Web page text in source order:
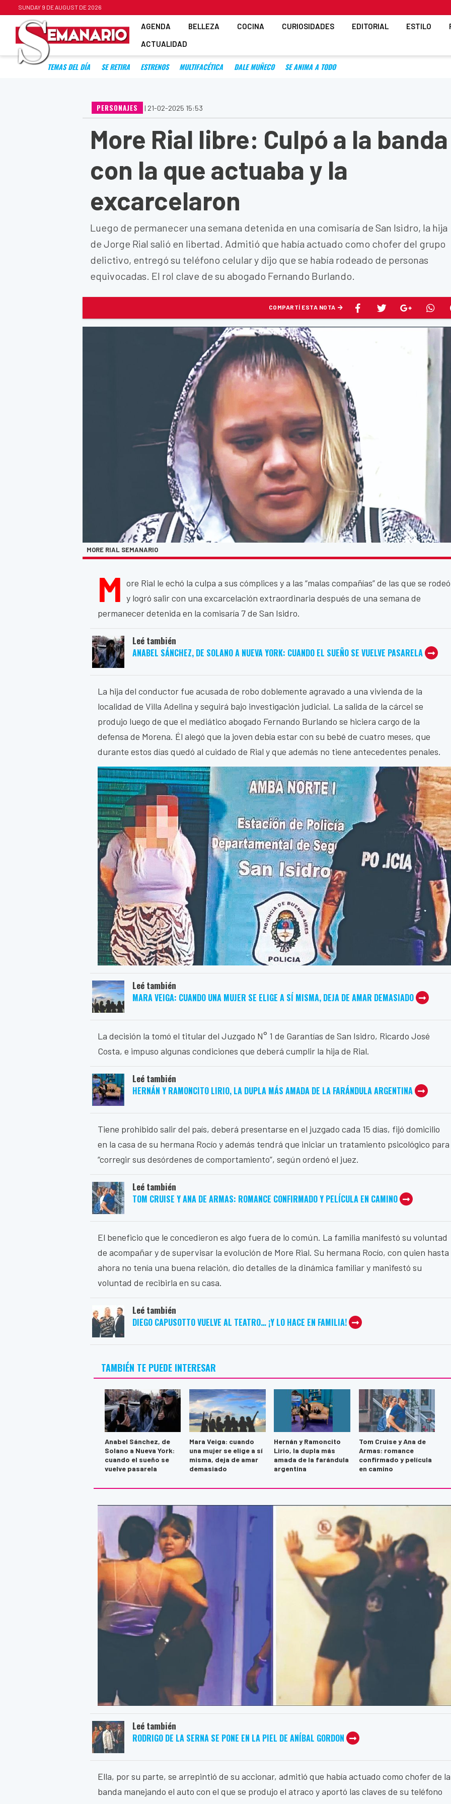
SUNDAY 9 DE AUGUST DE 2026
AGENDA BELLEZA COCINA CURIOSIDADES EDITORIAL ESTILO
ACTUALIDAD
TEMAS DEL DÍA SE RETIRA ESTRENOS MULTIFACÉTICA DALE MUÑECO SE ANIMA A TODO
PERSONAJES | 21-02-2025 15:53
More Rial libre: Culpó a la banda
con la que actuaba y la
excarcelaron
Luego de permanecer una semana detenida en una comisaría de San Isidro, la hija
de Jorge Rial salió en libertad. Admitió que había actuado como chofer del grupo
delictivo, entregó su teléfono celular y dijo que se había rodeado de personas
equivocadas. El rol clave de su abogado Fernando Burlando.
COMPARTÍ ESTA NOTA
MORE RIAL SEMANARIO
M ore Rial le echó la culpa a sus cómplices y a las “malas compañías” de las que se rodeó
y logró salir con una excarcelación extraordinaria después de una semana de
permanecer detenida en la comisaría 7 de San Isidro.
Leé también
ANABEL SÁNCHEZ, DE SOLANO A NUEVA YORK: CUANDO EL SUEÑO SE VUELVE PASARELA
La hija del conductor fue acusada de robo doblemente agravado a una vivienda de la
localidad de Villa Adelina y seguirá bajo investigación judicial. La salida de la cárcel se
produjo luego de que el mediático abogado Fernando Burlando se hiciera cargo de la
defensa de Morena. Él alegó que la joven debía estar con su bebé de cuatro meses, que
durante estos días quedó al cuidado de Rial y que además no tiene antecedentes penales.
Leé también
MARA VEIGA: CUANDO UNA MUJER SE ELIGE A SÍ MISMA, DEJA DE AMAR DEMASIADO
La decisión la tomó el titular del Juzgado N° 1 de Garantías de San Isidro, Ricardo José
Costa, e impuso algunas condiciones que deberá cumplir la hija de Rial.
Leé también
HERNÁN Y RAMONCITO LIRIO, LA DUPLA MÁS AMADA DE LA FARÁNDULA ARGENTINA
Tiene prohibido salir del país, deberá presentarse en el juzgado cada 15 días, fijó domicilio
en la casa de su hermana Rocío y además tendrá que iniciar un tratamiento psicológico para
“corregir sus desórdenes de comportamiento”, según ordenó el juez.
Leé también
TOM CRUISE Y ANA DE ARMAS: ROMANCE CONFIRMADO Y PELÍCULA EN CAMINO
El beneficio que le concedieron es algo fuera de lo común. La familia manifestó su voluntad
de acompañar y de supervisar la evolución de More Rial. Su hermana Rocío, con quien hasta
ahora no tenía una buena relación, dio detalles de la dinámica familiar y manifestó su
voluntad de recibirla en su casa.
Leé también
DIEGO CAPUSOTTO VUELVE AL TEATRO… ¡Y LO HACE EN FAMILIA!
TAMBIÉN TE PUEDE INTERESAR
Anabel Sánchez, de
Solano a Nueva York:
cuando el sueño se
vuelve pasarela
Mara Veiga: cuando
una mujer se elige a sí
misma, deja de amar
demasiado
Hernán y Ramoncito
Lirio, la dupla más
amada de la farándula
argentina
Tom Cruise y Ana de
Armas: romance
confirmado y película
en camino
Leé también
RODRIGO DE LA SERNA SE PONE EN LA PIEL DE ANÍBAL GORDON
Ella, por su parte, se arrepintió de su accionar, admitió que había actuado como chofer de la
banda manejando el auto con el que se produjo el atraco y aportó las claves de su teléfono